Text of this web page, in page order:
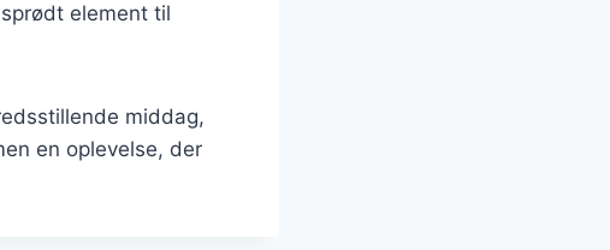
element til
middag,
en oplevelse, der